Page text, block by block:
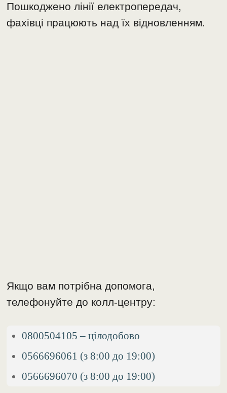
Пошкоджено лінії електропередач,
фахівці працюють над їх відновленням.
Якщо вам потрібна допомога,
телефонуйте до колл-центру:
0800504105 – цілодобово
0566696061 (з 8:00 до 19:00)
0566696070 (з 8:00 до 19:00)